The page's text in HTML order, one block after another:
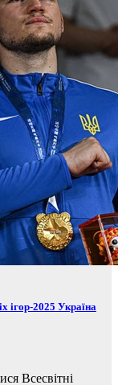
ігор-2025 Україна
Всесвітні